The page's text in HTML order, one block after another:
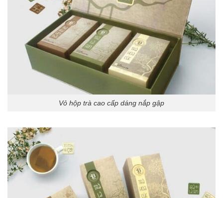
Vỏ hộp trà cao cấp dáng nắp gập